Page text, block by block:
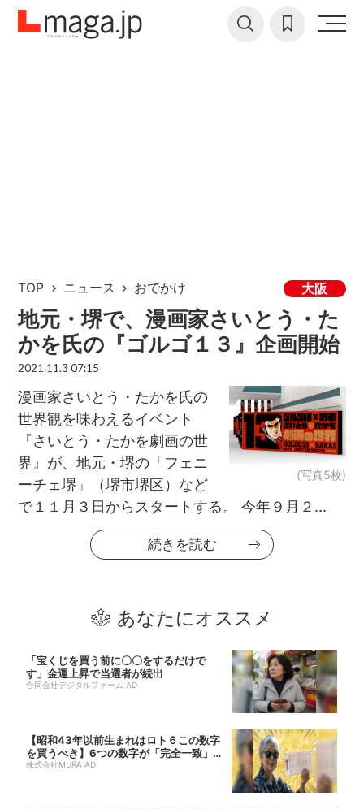
TOP ニュース おでかけ 大阪
地元・堺で、漫画家さいとう・た
かを氏の『ゴルゴ１３』企画開始
2021.11.3 07:15
(写真5枚)
漫画家さいとう・たかを氏の
世界観を味わえるイベント
『さいとう・たかを劇画の世
界』が、地元・堺の「フェニ
ーチェ堺」（堺市堺区）など
で１１月３日からスタートする。 今年９月２...
続きを読む
あなたにオススメ
「宝くじを買う前に〇〇をするだけで
す」金運上昇で当選者が続出
合同会社デジタルファーム AD
【昭和43年以前生まれはロト６この数字
を買うべき】6つの数字が「完全一致」す
る方...
株式会社MURA AD